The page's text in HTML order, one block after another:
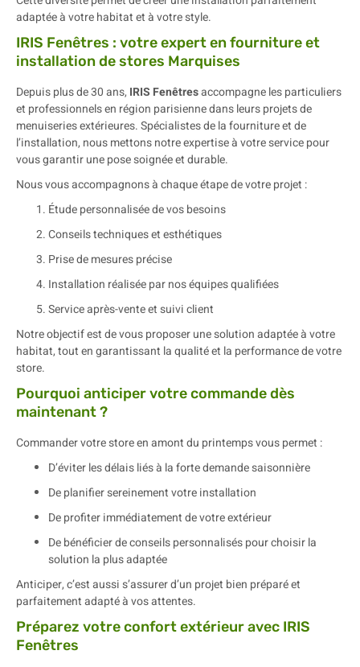
adaptée à votre habitat et à votre style.
IRIS Fenêtres : votre expert en fourniture et
installation de stores Marquises
Depuis plus de 30 ans, IRIS Fenêtresaccompagne les particuliers
et professionnels en région parisienne dans leurs projets de
menuiseries extérieures. Spécialistes de la fourniture et de
l’installation, nous mettons notre expertise à votre service pour
vous garantir une pose soignée et durable.
Nous vous accompagnons à chaque étape de votre projet :
Étude personnalisée de vos besoins
Conseils techniques et esthétiques
Prise de mesures précise
Installation réalisée par nos équipes qualifiées
Service après-vente et suivi client
Notre objectif est de vous proposer une solution adaptée à votre
habitat, tout en garantissant la qualité et la performance de votre
store.
Pourquoi anticiper votre commande dès
maintenant ?
Commander votre store en amont du printemps vous permet :
D’éviter les délais liés à la forte demande saisonnière
De planifier sereinement votre installation
De profiter immédiatement de votre extérieur
De bénéficier de conseils personnalisés pour choisir la
solution la plus adaptée
Anticiper, c’est aussi s’assurer d’un projet bien préparé et
parfaitement adapté à vos attentes.
Préparez votre confort extérieur avec IRIS
Fenêtres